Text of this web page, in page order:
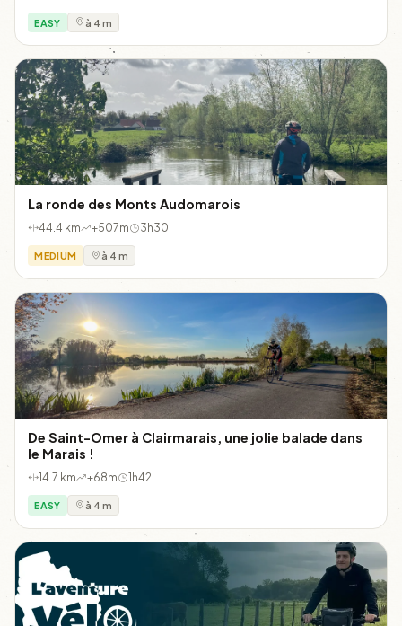
EASY à 4 m
La ronde des Monts Audomarois
44.4 km +507m 3h30
MEDIUM à 4 m
De Saint-Omer à Clairmarais, une jolie balade dans
le Marais !
14.7 km +68m 1h42
EASY à 4 m